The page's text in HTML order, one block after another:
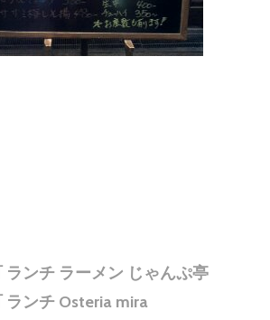
ランチ ラーメン じゃんぷ亭
ランチ Osteria mira